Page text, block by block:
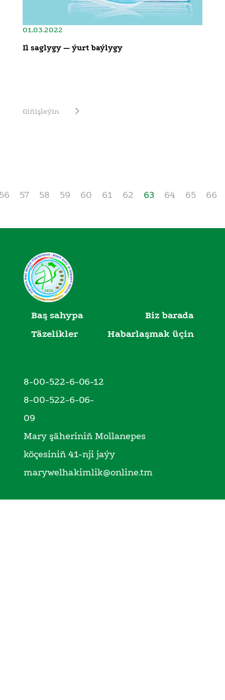
01.03.2022
Il saglygy — ýurt baýlygy
Giňişleýin
57 58 59 60 61 62 63 64 65 66
Baş sahypa
Biz barada
Täzelikler
Habarlaşmak üçin
8-00-522-6-06-12
8-00-522-6-06-
09
Mary şäheriniň Mollanepes
köçesiniň 41-nji jaýy
marywelhakimlik@online.tm